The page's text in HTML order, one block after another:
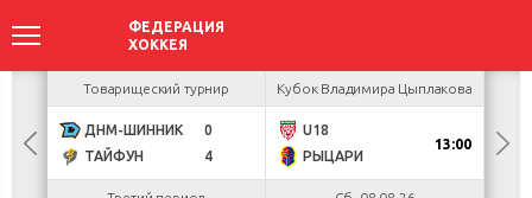
БУЛ
Товарищеский турнир
ДНМ-ШИННИК
0
ТАЙФУН
4
Кубок Владимира Цыплакова
U18
РЫЦАРИ
13:00